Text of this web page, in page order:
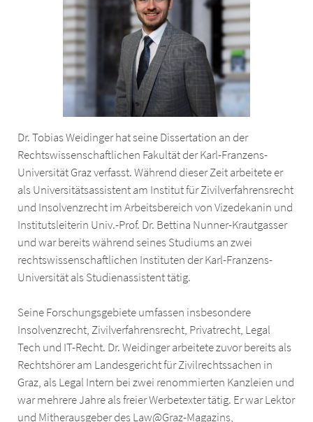
Dr. Tobias Weidinger hat seine Dissertation an der
Rechtswissenschaftlichen Fakultät der Karl-Franzens-
Universität Graz verfasst. Während dieser Zeit arbeitete er
als Universitätsassistent am Institut für Zivilverfahrensrecht
und Insolvenzrecht im Arbeitsbereich von Vizedekanin und
Institutsleiterin Univ.-Prof. Dr. Bettina Nunner-Krautgasser
und war bereits während seines Studiums an zwei
rechtswissenschaftlichen Instituten der Karl-Franzens-
Universität als Studienassistent tätig.
Seine Forschungsgebiete umfassen insbesondere
Insolvenzrecht, Zivilverfahrensrecht, Privatrecht, Legal
Tech und IT-Recht. Dr. Weidinger arbeitete zuvor bereits als
Rechtshörer am Landesgericht für Zivilrechtssachen in
Graz, als Legal Intern bei zwei renommierten Kanzleien und
war mehrere Jahre als freier Werbetexter tätig. Er war Lektor
und Mitherausgeber des Law@Graz-Magazins,